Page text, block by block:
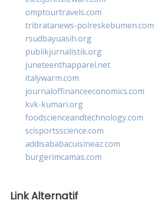
omptourtravels.com
tribratanews-polreskebumen.com
rsudbayuasih.org
publikjurnalistik.org
juneteenthapparel.net
italywarm.com
journaloffinanceeconomics.com
kvk-kumari.org
foodscienceandtechnology.com
scisportsscience.com
addisababacuisineaz.com
burgerimcamas.com
Link Alternatif